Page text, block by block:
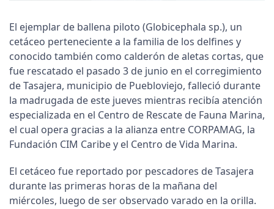
El ejemplar de ballena piloto (Globicephala sp.), un
cetáceo perteneciente a la familia de los delfines y
conocido también como calderón de aletas cortas, que
fue rescatado el pasado 3 de junio en el corregimiento
de Tasajera, municipio de Puebloviejo, falleció durante
la madrugada de este jueves mientras recibía atención
especializada en el Centro de Rescate de Fauna Marina,
el cual opera gracias a la alianza entre CORPAMAG, la
Fundación CIM Caribe y el Centro de Vida Marina.
El cetáceo fue reportado por pescadores de Tasajera
durante las primeras horas de la mañana del
miércoles, luego de ser observado varado en la orilla.